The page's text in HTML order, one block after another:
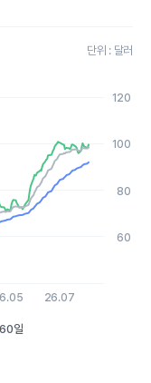
단위 : 달러
Data ranges from
60일
26.07
60
80
100
120